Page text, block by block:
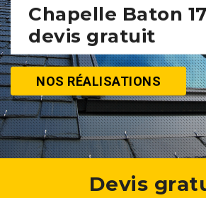
Chapelle Baton
devis gratuit
NOS RÉALISATIONS
Devis